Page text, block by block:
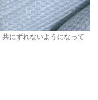
にずれないようになって